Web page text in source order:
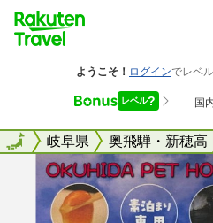
全国岐阜県 奥飛騨・新穂高
全国